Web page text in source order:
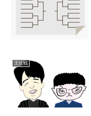
王位戦